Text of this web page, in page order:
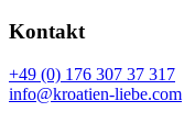
Kontakt
+49 (0) 176 307 37 317
info@kroatien-liebe.com